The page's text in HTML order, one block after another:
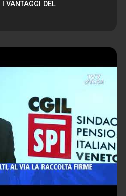
VANTAGGI DEL